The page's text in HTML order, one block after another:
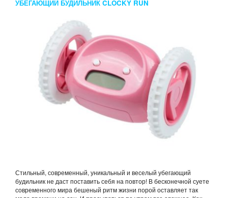
УБЕГАЮЩИЙ БУДИЛЬНИК CLOCKY RUN
Стильный, современный, уникальный и веселый убегающий
будильник не даст поставить себя на повтор! В бесконечной суете
современного мира бешеный ритм жизни порой оставляет так